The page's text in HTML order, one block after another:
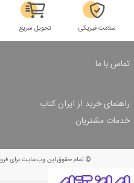
سلامت فیزیکی تحویل سریع
تماس با ما
راهنمای خرید از ایران کتاب
ثبت سفارش
شرایط ارسال سفارش
شیوه پرداخت
تخفیف‌های خرید
خدمات مشتریان
© تمام حقوق این وب‌سایت برای